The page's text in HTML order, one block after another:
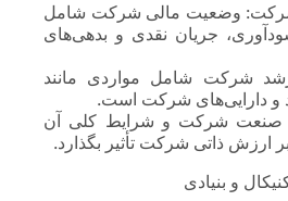
وضعیت مالی شرکت شامل
جریان نقدی و بدهی‌های
شرکت شامل مواردی مانند
و دارایی‌های شرکت است.
شرکت و شرایط کلی آن
ارزش ذاتی شرکت تأثیر بگذارد.
و بنیادی